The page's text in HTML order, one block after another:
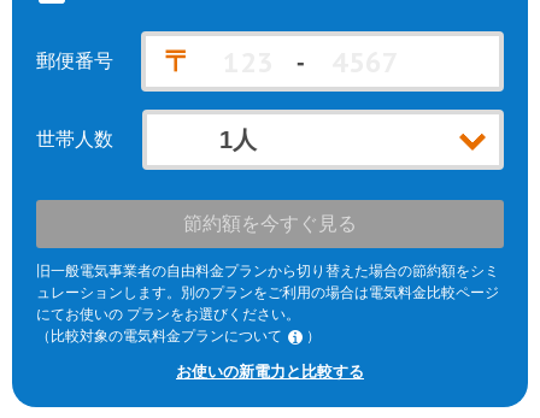
郵便番号 〒 -
世帯人数
節約額を今すぐ見る
旧一般電気事業者の自由料金プランから切り替えた場合の節約額をシミ
ュレーションします。別のプランをご利用の場合は電気料金比較ページ
にてお使いの プランをお選びください。
（比較対象の電気料金プランについて
）
※北海道電力エリア「エネとくポイントプラン」「従量電灯C」、東北
電力エリア「よりそう+ｅねっとバリュー」「よりそう＋ファミリーバ
リュー」(kVA契約)、東京電力エリア「スタンダードS」「スタンダード
お使いの新電力と比較する